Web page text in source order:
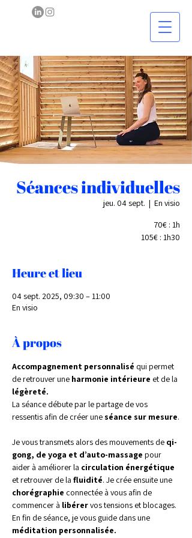
Séances individuelles
jeu. 04 sept.
  |
En visio
70€ : 1h
105€ : 1h30
Heure et lieu
04 sept. 2025, 09:30 – 11:00
En visio
À propos
Accompagnement personnalisé qui permet
de retrouver une harmonie intérieure et de la
légèreté.
La séance débute par le partage de vos
ressentis afin de créer une séance sur mesure.
Je vous transmets alors des mouvements de qi-
gong, de yoga et d’auto-massage pour
aider à améliorer la circulation énergétique
et retrouver de la fluidité. Je crée ensuite une
chorégraphie connectée à vous afin de
commencer à libérer vos tensions et blocages.
En fin de séance, je vous guide dans une
méditation personnalisée.